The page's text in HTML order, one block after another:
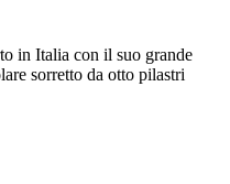
in Italia con il suo grande
sorretto da otto pilastri